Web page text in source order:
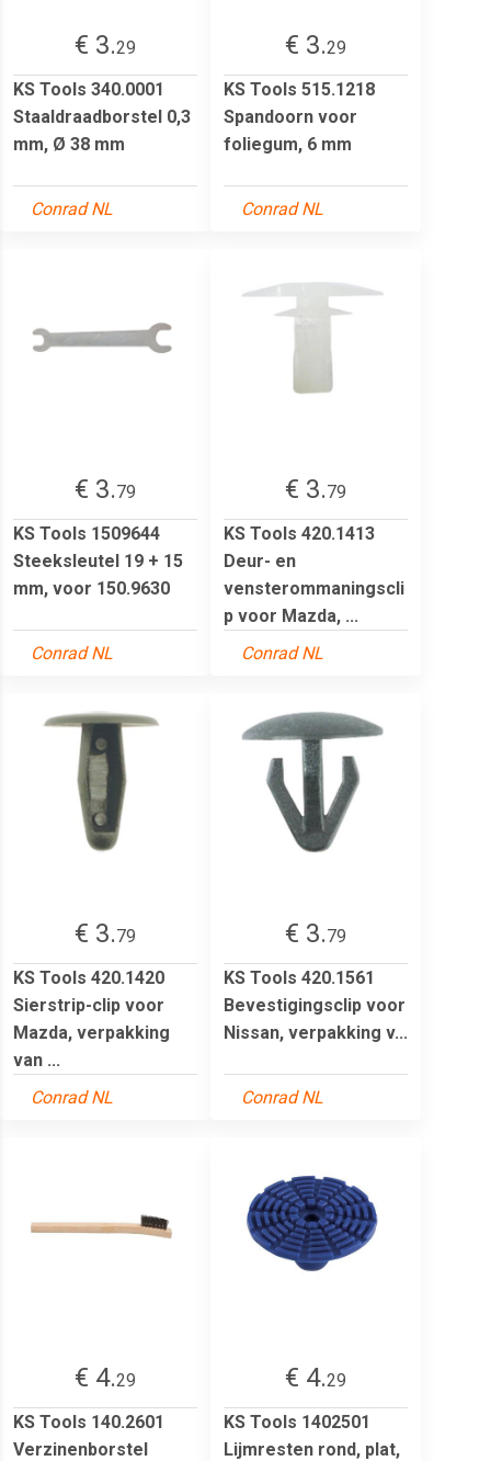
€ 3.29
KS Tools 340.0001
Staaldraadborstel 0,3
mm, Ø 38 mm
Conrad NL
€ 3.29
KS Tools 515.1218
Spandoorn voor
foliegum, 6 mm
Conrad NL
€ 3.79
KS Tools 1509644
Steeksleutel 19 + 15
mm, voor 150.9630
Conrad NL
€ 3.79
KS Tools 420.1413
Deur- en
vensterommaningscli
p voor Mazda, ...
Conrad NL
€ 3.79
KS Tools 420.1420
Sierstrip-clip voor
Mazda, verpakking
van ...
Conrad NL
€ 3.79
KS Tools 420.1561
Bevestigingsclip voor
Nissan, verpakking v...
Conrad NL
€ 4.29
KS Tools 140.2601
Verzinenborstel
€ 4.29
KS Tools 1402501
Lijmresten rond, plat,